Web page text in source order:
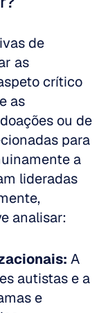
de
as
crítico
as
ou de
para
a
lideradas
analisar:
A
autistas e a
e